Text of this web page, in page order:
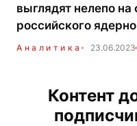
выглядят нелепо
российского
Аналитика 23.06.2023
Контент